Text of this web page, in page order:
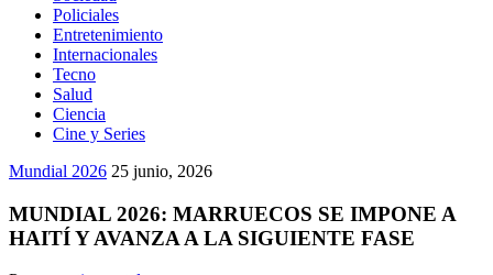
Policiales
Entretenimiento
Internacionales
Tecno
Salud
Ciencia
Cine y Series
Mundial 2026 25 junio, 2026
MUNDIAL 2026: MARRUECOS SE IMPONE A
HAITÍ Y AVANZA A LA SIGUIENTE FASE